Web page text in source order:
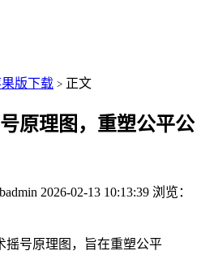
果版下载 > 正文
原理图，重塑公平公
2026-02-13 10:13:39 浏览：
摇号原理图，旨在重塑公平